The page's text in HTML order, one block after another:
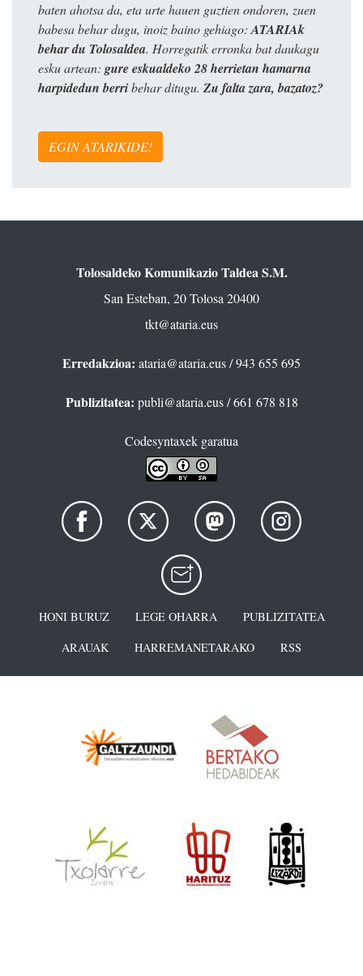
baten ahotsa da, eta urte hauen guztien ondoren, zuen
babesa behar dugu, inoiz baino gehiago:ATARIAk
behar du Tolosaldea. Horregatik erronka bat daukagu
esku artean: gure eskualdeko 28 herrietan hamarna
harpidedun berribehar ditugu. Zu falta zara, bazatoz?
EGIN ATARIKIDE!
Tolosaldeko Komunikazio Taldea S.M.
San Esteban, 20 Tolosa 20400
tkt@ataria.eus
Erredakzioa: ataria@ataria.eus/ 943 655 695
Publizitatea: publi@ataria.eus/ 661 678 818
Codesyntaxek garatua
HONI BURUZ LEGE OHARRA
PUBLIZITATEA
ARAUAK
HARREMANETARAKO RSS